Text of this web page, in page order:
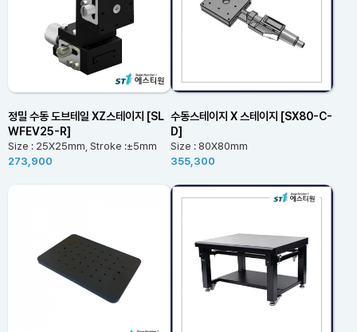
정밀 수동 도브테일 XZ스테이지 [SL
WFEV25-R]
Size : 25X25mm, Stroke :±5mm
273,900
수동스테이지 X 스테이지 [SX80-C-
D]
Size : 80X80mm
355,300